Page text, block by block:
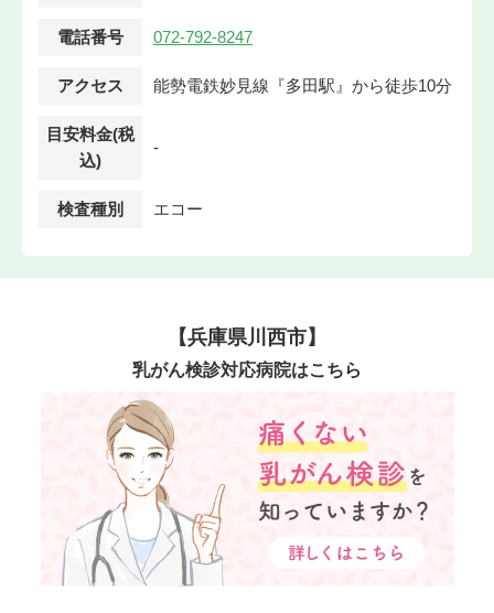
電話番号 072-792-8247
アクセス 能勢電鉄妙見線『多田駅』から徒歩10分
目安料金(税
込)
-
検査種別 エコー
【兵庫県川西市】
乳がん検診対応病院はこちら